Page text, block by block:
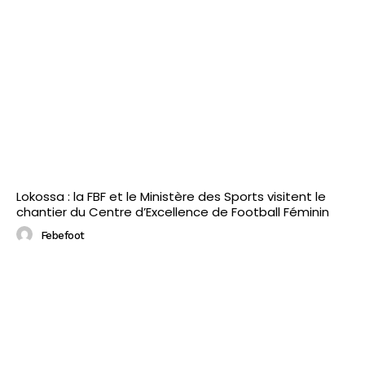
Lokossa : la FBF et le Ministère des Sports visitent le
chantier du Centre d’Excellence de Football Féminin
Febefoot